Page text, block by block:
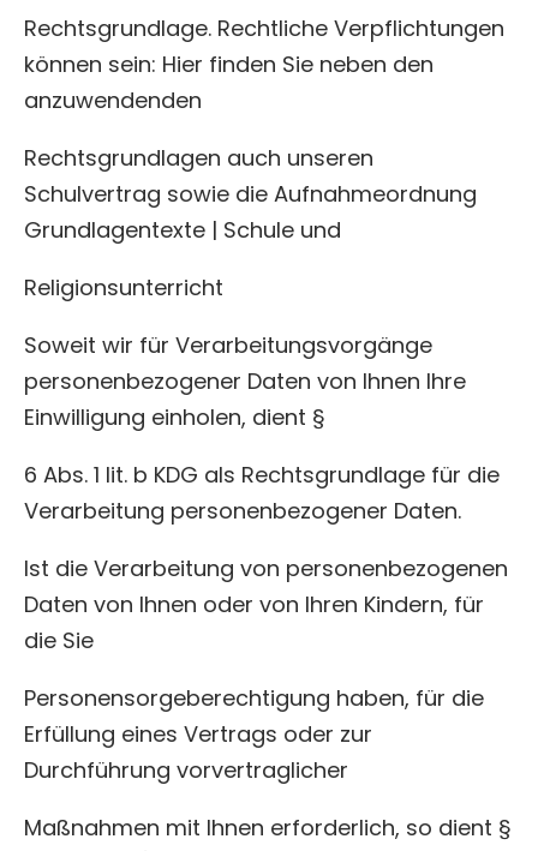
Rechtsgrundlage. Rechtliche Verpflichtungen
können sein: Hier finden Sie neben den
anzuwendenden
Rechtsgrundlagen auch unseren
Schulvertrag sowie die Aufnahmeordnung
Grundlagentexte | Schule und
Religionsunterricht
Soweit wir für Verarbeitungsvorgänge
personenbezogener Daten von Ihnen Ihre
Einwilligung einholen, dient §
6 Abs. 1 lit. b KDG als Rechtsgrundlage für die
Verarbeitung personenbezogener Daten.
Ist die Verarbeitung von personenbezogenen
Daten von Ihnen oder von Ihren Kindern, für
die Sie
Personensorgeberechtigung haben, für die
Erfüllung eines Vertrags oder zur
Durchführung vorvertraglicher
Maßnahmen mit Ihnen erforderlich, so dient §